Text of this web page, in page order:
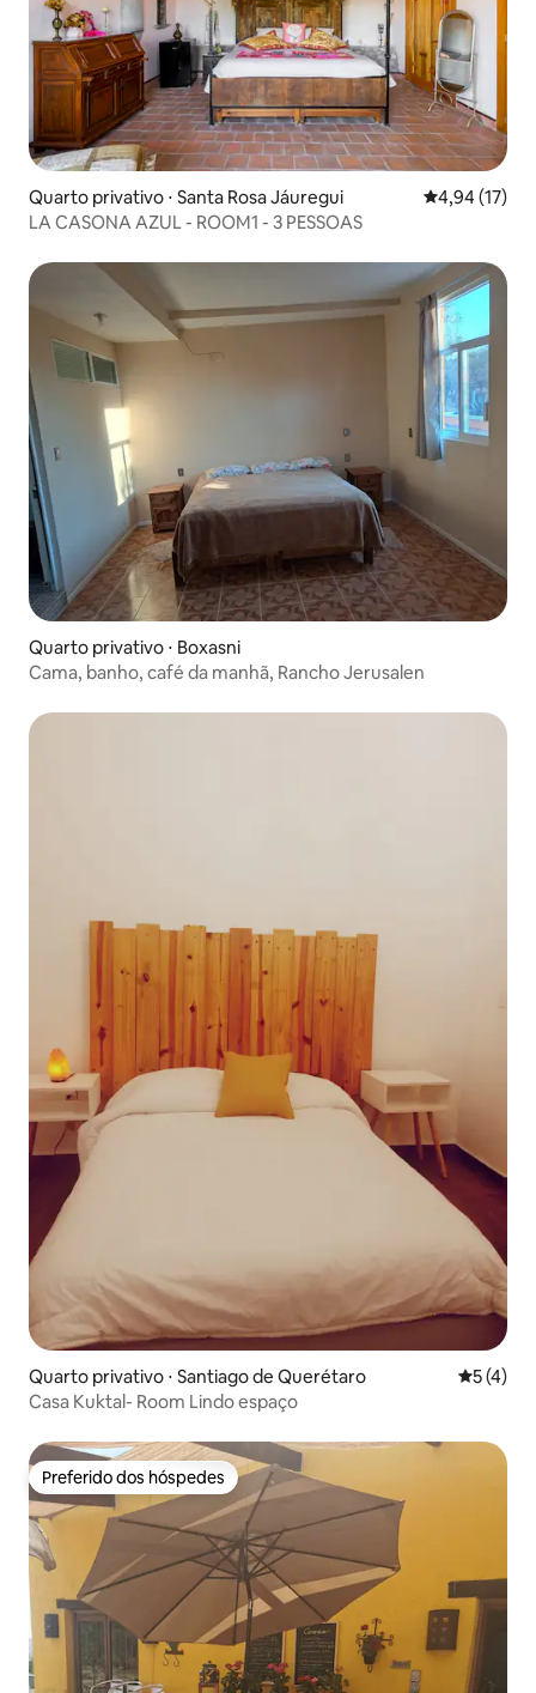
Quarto privativo ⋅ Santa Rosa Jáuregui 4,94 de uma
4,94 (17)
LA CASONA AZUL - ROOM1 - 3 PESSOAS
Quarto privativo ⋅ Boxasni
Cama, banho, café da manhã, Rancho Jerusalen
Quarto privativo ⋅ Santiago de Querétaro 5 de
5 (4)
Casa Kuktal- Room Lindo espaço
Preferido dos hóspedes
Preferido dos hóspedes